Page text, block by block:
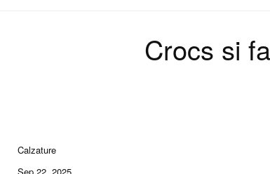
Crocs si
Calzature